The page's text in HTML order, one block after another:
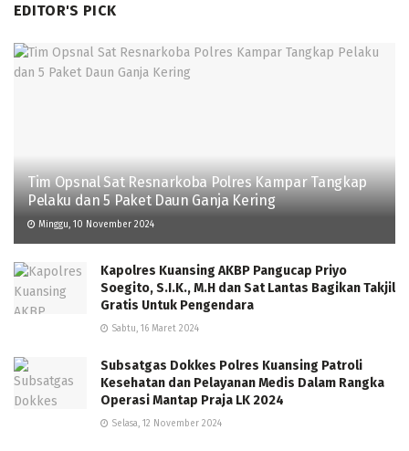
EDITOR'S PICK
Tim Opsnal Sat Resnarkoba Polres Kampar Tangkap
Pelaku dan 5 Paket Daun Ganja Kering
Minggu, 10 November 2024
Kapolres Kuansing AKBP Pangucap Priyo
Soegito, S.I.K., M.H dan Sat Lantas Bagikan Takjil
Gratis Untuk Pengendara
Sabtu, 16 Maret 2024
Subsatgas Dokkes Polres Kuansing Patroli
Kesehatan dan Pelayanan Medis Dalam Rangka
Operasi Mantap Praja LK 2024
Selasa, 12 November 2024